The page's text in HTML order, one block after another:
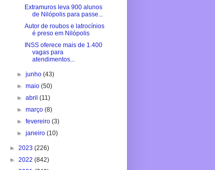
Extramuros leva 900 alunos
de Nilópolis para passe...
Autor de roubos e latrocínios
é preso em Nilópolis
INSS oferece mais de 1.400
vagas para
atendimentos...
►junho(43)
►maio(50)
►abril(11)
►março(8)
►fevereiro(3)
►janeiro(10)
► 2023 (226)
► 2022 (842)